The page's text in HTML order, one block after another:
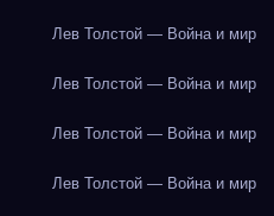
Лев Толстой — Война и мир
Лев Толстой — Война и мир
Лев Толстой — Война и мир
Лев Толстой — Война и мир